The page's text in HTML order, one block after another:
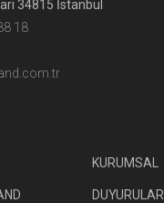
34815 İstanbul
18
KURUMSAL
DUYURULAR